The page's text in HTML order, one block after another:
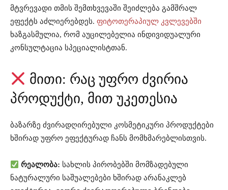
მტვრევადი თმის შემთხვევაში შეიძლება გამშრალ
ეფექტს აძლიერებდეს. ფიტოთერაპიულ კვლევებში
ხაზგასმულია, რომ აუცილებელია ინდივიდუალური
კონსულტაცია სპეციალისტთან.
მითი: რაც უფრო ძვირია
პროდუქტი, მით უკეთესია
ბაზარზე ძვირადღირებული კოსმეტიკური პროდუქტები
ხშირად უფრო ეფექტურად ჩანს მომხმარებლისთვის.
რეალობა: სახლის პირობებში მომზადებული
ნატურალური საშუალებები ხშირად არანაკლებ